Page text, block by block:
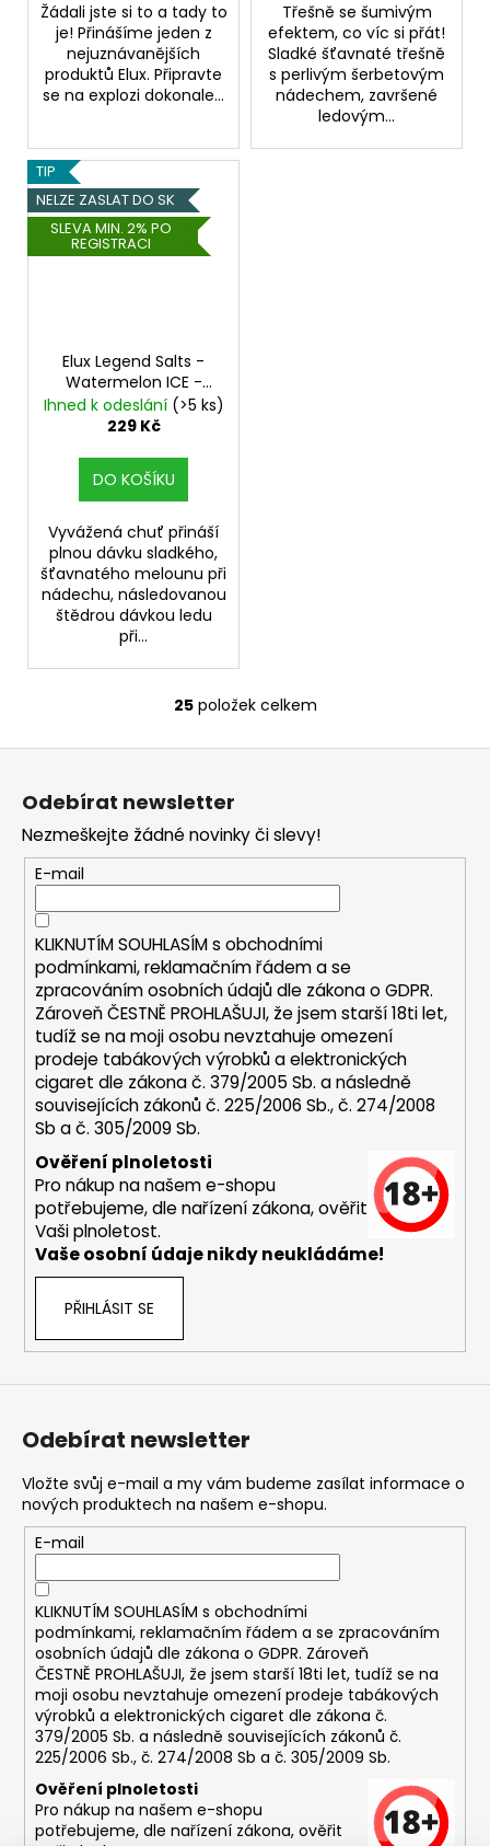
Žádali jste si to a tady to
je! Přinášíme jeden z
nejuznávanějších
produktů Elux. Připravte
se na explozi dokonale...
Třešně se šumivým
efektem, co víc si přát!
Sladké šťavnaté třešně
s perlivým šerbetovým
nádechem, završené
ledovým...
TIP
NELZE ZASLAT DO SK
SLEVA MIN. 2% PO
REGISTRACI
Elux Legend Salts -
Watermelon ICE -
20mg
Ihned k odeslání (>5 ks)
229 Kč
DO KOŠÍKU
Vyvážená chuť přináší
plnou dávku sladkého,
šťavnatého melounu při
nádechu, následovanou
štědrou dávkou ledu
při...
O
v
a
c
í
p
r
v
k
y
v
ý
p
i
25položek celkem
Z
Odebírat newsletter
Nezmeškejte žádné novinky či slevy!
E-mail
KLIKNUTÍM SOUHLASÍM s obchodními
podmínkami,reklamačním řádem a se
zpracováním osobních údajů dle zákona oGDPR.
Zároveň ČESTNĚ PROHLAŠUJI, že jsem starší 18ti let,
tudíž se na moji osobu nevztahuje omezení
prodeje tabákových výrobků a elektronických
cigaret dle zákona č. 379/2005 Sb. a následně
souvisejících zákonů č. 225/2006 Sb., č. 274/2008
Sb a č. 305/2009 Sb.
Ověření plnoletosti
Pro nákup na našem e-shopu
potřebujeme, dle nařízení zákona, ověřit
Vaši plnoletost.
Vaše osobní údaje nikdy neukládáme!
PŘIHLÁSIT SE
Odebírat newsletter
Vložte svůj e-mail a my vám budeme zasílat informace o
nových produktech na našem e-shopu.
E-mail
KLIKNUTÍM SOUHLASÍM s obchodními
podmínkami, reklamačním řádem a se zpracováním
osobních údajů dle zákona o GDPR. Zároveň
ČESTNĚ PROHLAŠUJI, že jsem starší 18ti let, tudíž se na
moji osobu nevztahuje omezení prodeje tabákových
výrobků a elektronických cigaret dle zákona č.
379/2005 Sb. a následně souvisejících zákonů č.
225/2006 Sb., č. 274/2008 Sb a č. 305/2009 Sb.
Ověření plnoletosti
Pro nákup na našem e-shopu
potřebujeme, dle nařízení zákona, ověřit